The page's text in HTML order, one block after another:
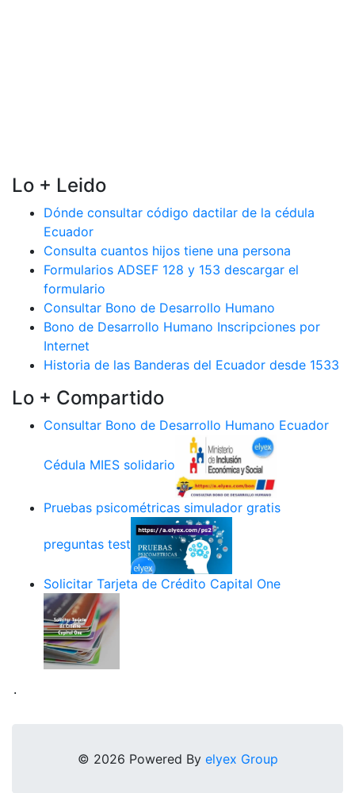
Lo + Leido
Dónde consultar código dactilar de la cédula
Ecuador
Consulta cuantos hijos tiene una persona
Formularios ADSEF 128 y 153 descargar el
formulario
Consultar Bono de Desarrollo Humano
Bono de Desarrollo Humano Inscripciones por
Internet
Historia de las Banderas del Ecuador desde 1533
Lo + Compartido
Consultar Bono de Desarrollo Humano Ecuador
Cédula MIES solidario
Pruebas psicométricas simulador gratis
preguntas test
Solicitar Tarjeta de Crédito Capital One
.
© 2026 Powered By elyex Group